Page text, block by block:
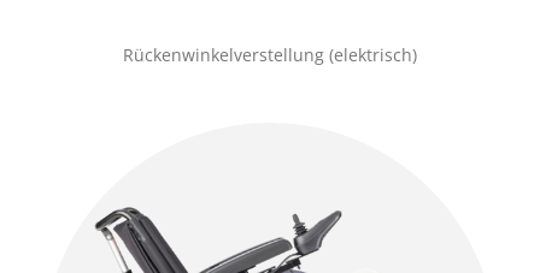
Rückenwinkelverstellung (elektrisch)